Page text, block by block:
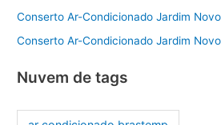
Conserto Ar-Condicionado Jardim
Conserto Ar-Condicionado Jardim
Nuvem de tags